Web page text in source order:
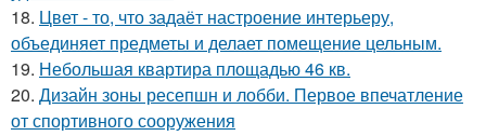
18. Цвет - то, что задаёт настроение интерьеру,
объединяет предметы и делает помещение цельным.
19. Небольшая квартира площадью 46 кв.
20. Дизайн зоны ресепшн и лобби. Первое впечатление
от спортивного сооружения